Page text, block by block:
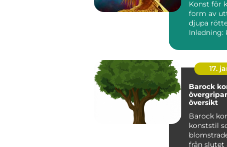
Konst för
form av
djupa
Inledning:
17.
Barock
översikt
Barock
konststil
från slutet